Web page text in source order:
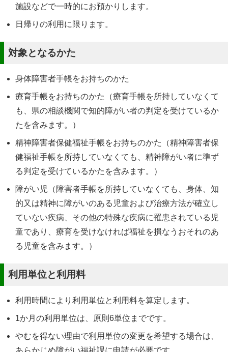
施設などで一時的にお預かりします。
日帰りの利用に限ります。
対象となるかた
身体障害者手帳をお持ちのかた
療育手帳をお持ちのかた（療育手帳を所持していなくて
も、県の相談機関で知的障がい者の判定を受けているか
たを含みます。）
精神障害者保健福祉手帳をお持ちのかた（精神障害者保
健福祉手帳を所持していなくても、精神障がい者に準ず
る判定を受けているかたを含みます。）
障がい児（障害者手帳を所持していなくても、身体、知
的又は精神に障がいのある児童および治療方法が確立し
ていない疾病、その他の特殊な疾病に罹患されている児
童であり、療育を受けなければ福祉を損なうおそれのあ
る児童を含みます。）
利用単位と利用料
利用時間により利用単位と利用料を算定します。
1か月の利用単位は、原則6単位までです。
やむを得ない理由で利用単位の変更を希望する場合は、
あらかじめ障がい福祉課に申請が必要です。